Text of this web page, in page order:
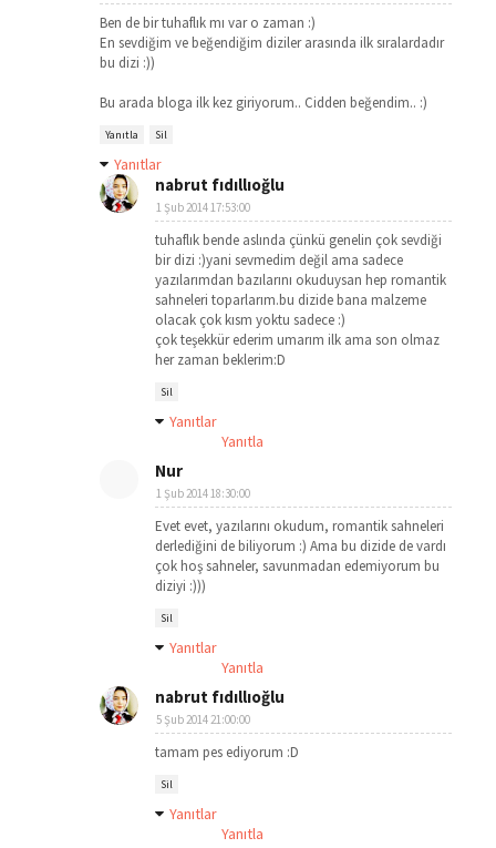
Ben de bir tuhaflık mı var o zaman :)
En sevdiğim ve beğendiğim diziler arasında ilk sıralardadır
bu dizi :))
Bu arada bloga ilk kez giriyorum.. Cidden beğendim.. :)
Yanıtla Sil
Yanıtlar
nabrut fıdıllıoğlu
1 Şub 2014 17:53:00
tuhaflık bende aslında çünkü genelin çok sevdiği
bir dizi :)yani sevmedim değil ama sadece
yazılarımdan bazılarını okuduysan hep romantik
sahneleri toparlarım.bu dizide bana malzeme
olacak çok kısm yoktu sadece :)
çok teşekkür ederim umarım ilk ama son olmaz
her zaman beklerim:D
Sil
Yanıtlar
Yanıtla
Nur
1 Şub 2014 18:30:00
Evet evet, yazılarını okudum, romantik sahneleri
derlediğini de biliyorum :) Ama bu dizide de vardı
çok hoş sahneler, savunmadan edemiyorum bu
diziyi :)))
Sil
Yanıtlar
Yanıtla
nabrut fıdıllıoğlu
5 Şub 2014 21:00:00
tamam pes ediyorum :D
Sil
Yanıtlar
Yanıtla